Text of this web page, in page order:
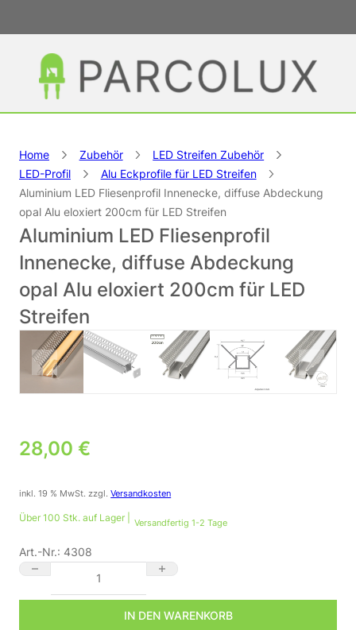
Home Zubehör
LED Streifen Zubehör
LED-Profil
Alu Eckprofile für LED Streifen
Aluminium LED Fliesenprofil Innenecke, diffuse Abdeckung
opal Alu eloxiert 200cm für LED Streifen
Aluminium LED Fliesenprofil
Innenecke, diffuse Abdeckung
opal Alu eloxiert 200cm für LED
Streifen
28,00 €
inkl. 19 % MwSt. zzgl.Versandkosten
Über 100 Stk. auf Lager | Versandfertig 1-2 Tage
Art.-Nr.: 4308
Aluminium LED Fliesenprofil Innenecke, diffuse Abdeckung
IN DEN WARENKORB